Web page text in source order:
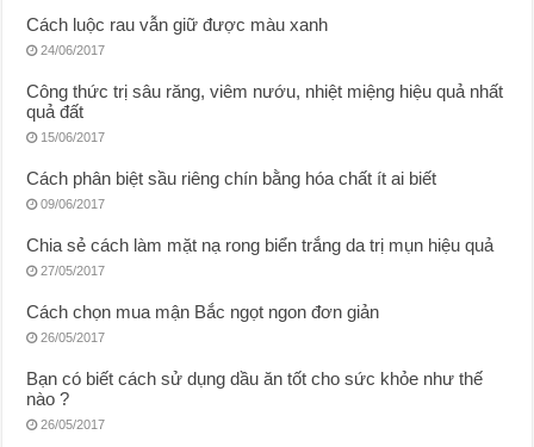
Cách luộc rau vẫn giữ được màu xanh
24/06/2017
Công thức trị sâu răng, viêm nướu, nhiệt miệng hiệu quả nhất
quả đất
15/06/2017
Cách phân biệt sầu riêng chín bằng hóa chất ít ai biết
09/06/2017
Chia sẻ cách làm mặt nạ rong biển trắng da trị mụn hiệu quả
27/05/2017
Cách chọn mua mận Bắc ngọt ngon đơn giản
26/05/2017
Bạn có biết cách sử dụng dầu ăn tốt cho sức khỏe như thế
nào ?
26/05/2017